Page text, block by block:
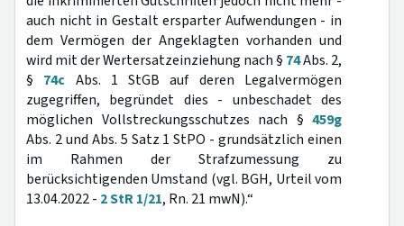
auch nicht in Gestalt ersparter Aufwendungen - in
dem Vermögen der Angeklagten vorhanden und
wird mit der Wertersatzeinziehung nach § 74Abs. 2,
§ 74c Abs. 1 StGB auf deren Legalvermögen
zugegriffen, begründet dies - unbeschadet des
möglichen Vollstreckungsschutzes nach § 459g
Abs. 2 und Abs. 5 Satz 1 StPO - grundsätzlich einen
im Rahmen der Strafzumessung zu
berücksichtigenden Umstand (vgl. BGH, Urteil vom
13.04.2022 - 2 StR 1/21, Rn. 21 mwN).“